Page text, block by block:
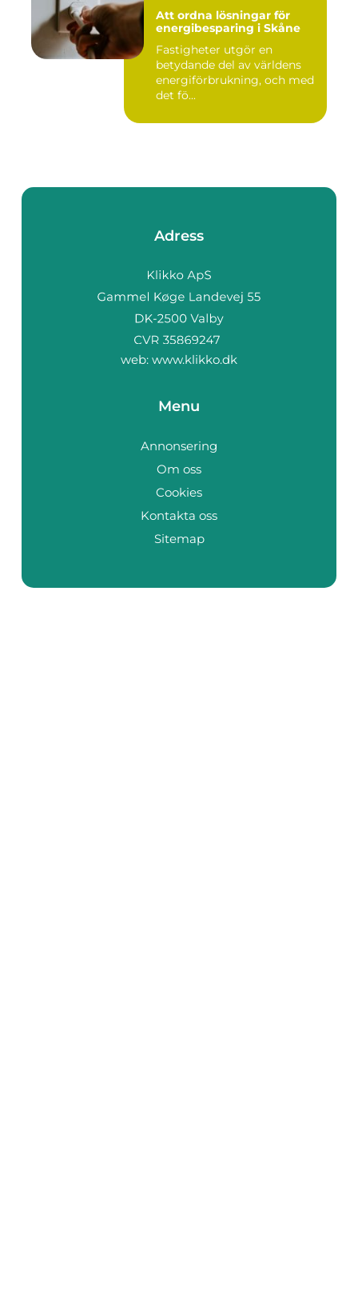
Att ordna lösningar för
energibesparing i Skåne
Fastigheter utgör en
betydande del av världens
energiförbrukning, och med
det fö...
Adress
web: www.klikko.dk
Menu
Annonsering
Om oss
Cookies
Kontakta oss
Sitemap